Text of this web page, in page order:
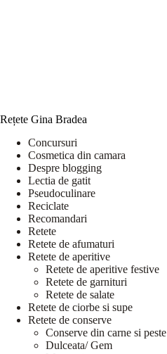
Rețete Gina Bradea
Concursuri
Cosmetica din camara
Despre blogging
Lectia de gatit
Pseudoculinare
Reciclate
Recomandari
Retete
Retete de afumaturi
Retete de aperitive
Retete de aperitive festive
Retete de garnituri
Retete de salate
Retete de ciorbe si supe
Retete de conserve
Conserve din carne si peste
Dulceata/ Gem